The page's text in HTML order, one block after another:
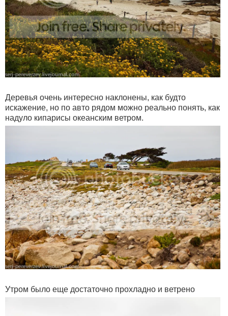
Деревья очень интересно наклонены, как будто
искажение, но по авто рядом можно реально понять, как
надуло кипарисы океанским ветром.
Утром было еще достаточно прохладно и ветрено